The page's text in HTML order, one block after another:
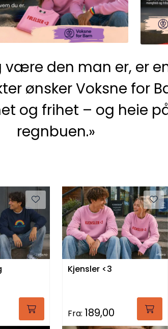
være den man er, er
ønsker Voksne for
og frihet – og heie
regnbuen.»
Kjensler <3
Fra: 189,00